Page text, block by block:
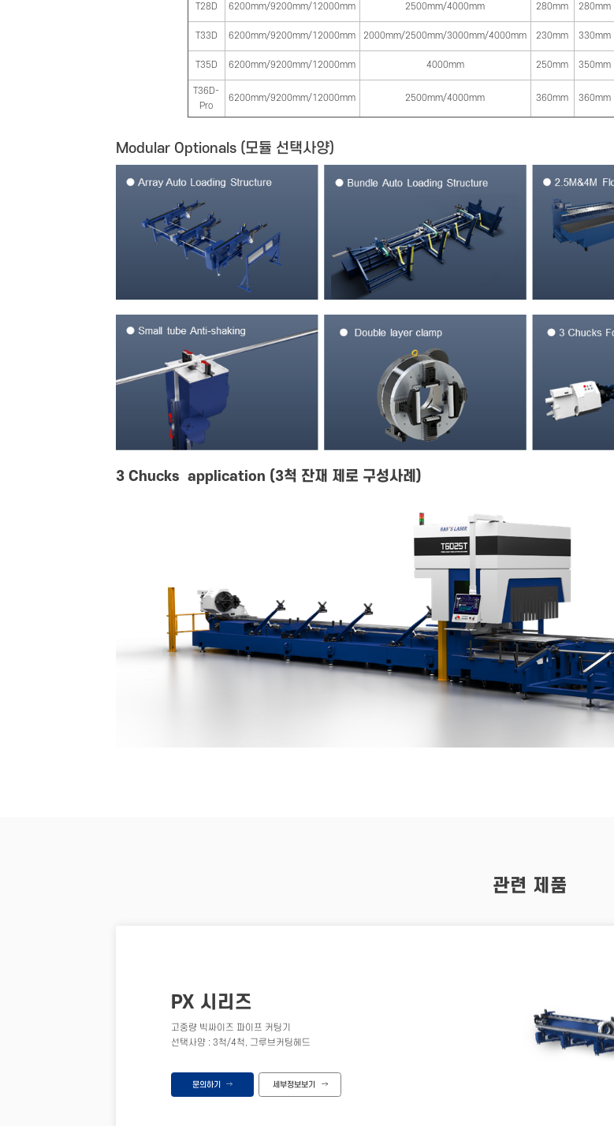
T28D 6200mm/9200mm/12000mm 2500mm/4000mm 280mm 280mm
T33D 6200mm/9200mm/12000mm 2000mm/2500mm/3000mm/4000mm 230mm 330mm
T35D 6200mm/9200mm/12000mm 4000mm 250mm 350mm
T36D-
Pro
6200mm/9200mm/12000mm 2500mm/4000mm 360mm 360mm
Modular Optionals (모듈 선택사양)
3 Chucks application (3척 잔재 제로 구성사례)
관련 제품
PX 시리즈
고중량 빅싸이즈 파이프 커팅기
선택사양 : 3척/4척, 그루브커팅헤드
문의하기 세부정보보기